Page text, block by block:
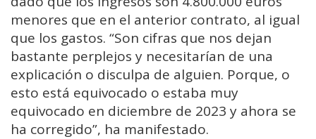
menores que en el anterior contrato, al igual
que los gastos. “Son cifras que nos dejan
bastante perplejos y necesitarían de una
explicación o disculpa de alguien. Porque, o
esto está equivocado o estaba muy
equivocado en diciembre de 2023 y ahora se
ha corregido”, ha manifestado.